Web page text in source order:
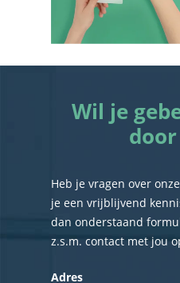
Wil je
door
Heb je vragen over
je een vrijblijvend
dan onderstaand
z.s.m. contact met jou
Adres